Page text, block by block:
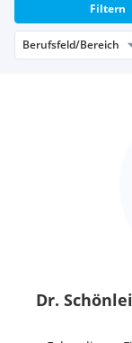
Filtern
Berufsfeld/Bereich
Dr.